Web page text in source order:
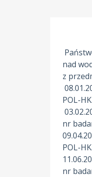
nad
z
POL-
nr
POL-
nr